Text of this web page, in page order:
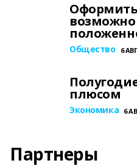
Общество 6
плюсом
Экономика 6
Партнеры